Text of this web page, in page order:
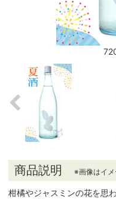
商品説明 ※画像はイ
柑橘やジャスミンの花を思